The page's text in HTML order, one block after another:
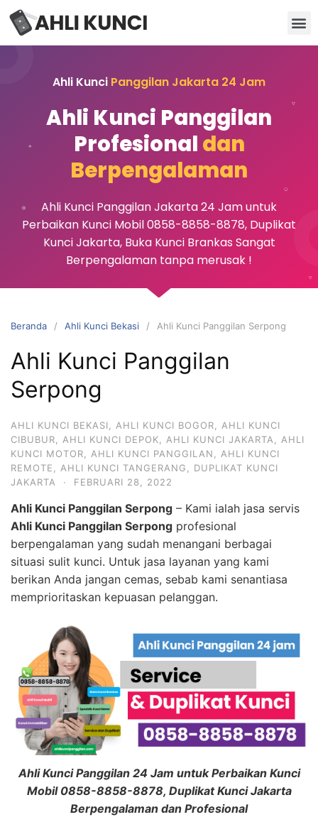
Ahli Kunci Panggilan Jakarta 24 Jam
Ahli Kunci Panggilan
Profesional dan
Berpengalaman
Ahli Kunci Panggilan Jakarta 24 Jam untuk
Perbaikan Kunci Mobil 0858-8858-8878, Duplikat
Kunci Jakarta, Buka Kunci Brankas Sangat
Berpengalaman tanpa merusak !
Beranda Ahli Kunci Bekasi Ahli Kunci Panggilan Serpong
Ahli Kunci Panggilan
Serpong
AHLI KUNCI BEKASI AHLI KUNCI BOGOR
AHLI KUNCI
CIBUBUR
AHLI KUNCI DEPOK AHLI KUNCI JAKARTA
AHLI
KUNCI MOTOR
AHLI KUNCI PANGGILAN
AHLI KUNCI
REMOTE
AHLI KUNCI TANGERANG
DUPLIKAT KUNCI
JAKARTA
· FEBRUARI 28, 2022
Ahli Kunci Panggilan Serpong – Kami ialah jasa servis
Ahli Kunci Panggilan Serpong profesional
berpengalaman yang sudah menangani berbagai
situasi sulit kunci. Untuk jasa layanan yang kami
berikan Anda jangan cemas, sebab kami senantiasa
memprioritaskan kepuasan pelanggan.
Ahli Kunci Panggilan 24 Jam untuk Perbaikan Kunci
Mobil 0858-8858-8878, Duplikat Kunci Jakarta
Berpengalaman dan Profesional